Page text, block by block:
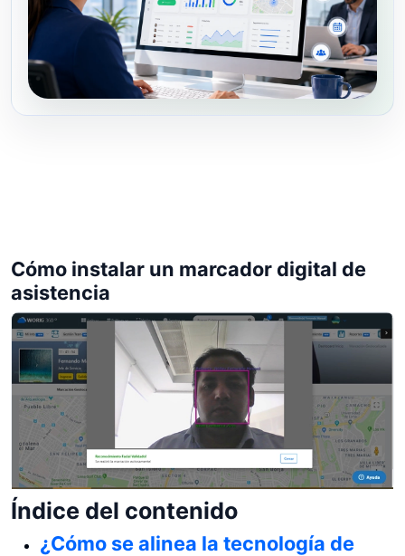
Cómo instalar un marcador digital de
asistencia
Índice del contenido
¿Cómo se alinea la tecnología de